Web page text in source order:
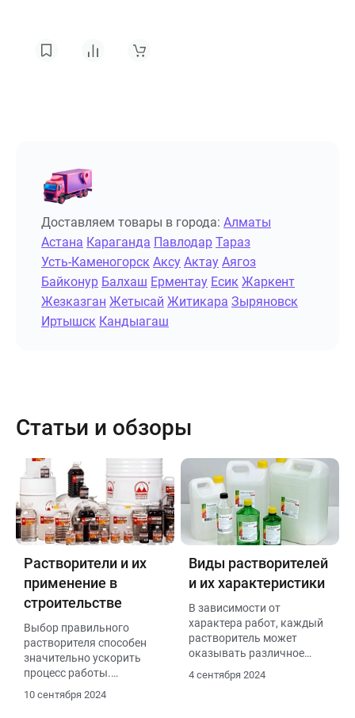
Доставляем товары в города: Алматы
Астана Караганда Павлодар Тараз
Усть-Каменогорск Аксу Актау Аягоз
Байконур Балхаш Ерментау Есик Жаркент
Жезказган Жетысай Житикара Зыряновск
Иртышск Кандыагаш
Статьи и обзоры
Растворители и их
применение в
строительстве
Выбор правильного
растворителя способен
значительно ускорить
процесс работы.
Например, использование
специализированных
10 сентября 2024
Виды растворителей
и их характеристики
В зависимости от
характера работ, каждый
растворитель может
оказывать различное
влияние на конечный
результат.
4 сентября 2024